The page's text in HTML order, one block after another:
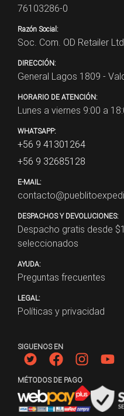
76103286-0
Razón Social:
Soc. Com. OD Retailer
DIRECCIÓN:
General Lagos 1809 -
HORARIO DE ATENCIÓN:
Lunes a viernes 9:00 a
WHATSAPP:
+56 9 41301264
+56 9 32685128
E-MAIL:
DESPACHOS Y DEVOLUCIONES:
Despacho gratis desde $
seleccionados
AYUDA:
Preguntas frecuentes
LEGAL:
Políticas y privacidad
SIGUENOS EN
MÉTODOS DE PAGO